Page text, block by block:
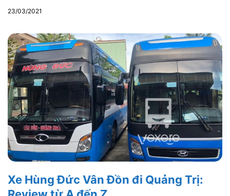
23/03/2021
Xe Hùng Đức Vân Đồn đi Quảng Trị: